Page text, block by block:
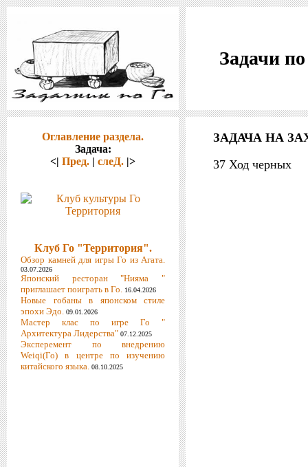
Задачи
Оглавление раздела.
Задача:
<| Пред. | слеД. |>
Клуб Го "Территория".
Обзор камней для игры Го из Агата.
03.07.2026
Японский ресторан "Нияма "
приглашает поиграть в Го. 16.04.2026
Новые гобаны в японском стиле
эпохи Эдо. 09.01.2026
Мастер клас по игре Го "
Архитектура Лидерства" 07.12.2025
Эксперемент по внедрению
Weiqi(Го) в центре по изучению
китайского языка. 08.10.2025
ЗАДАЧА НА
37 Ход черных